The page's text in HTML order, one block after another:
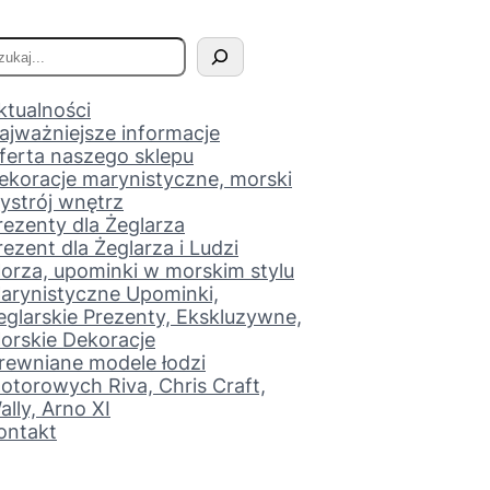
informacje
naszego sklepu
marynistyczne, morski
wnętrz
dla Żeglarza
dla Żeglarza i Ludzi
upominki w morskim stylu
Upominki,
Prezenty, Ekskluzywne,
Dekoracje
modele łodzi
Riva, Chris Craft,
Arno XI